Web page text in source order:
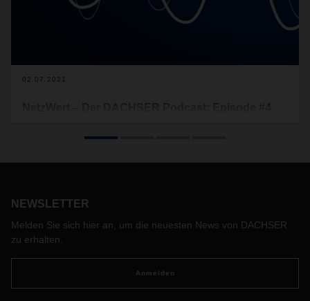
02.07.2021
einen Blick auf DACHSER Road Logistics.
NEWSLETTER
Melden Sie sich hier an, um die neuesten News von DACHSER
zu erhalten.
Anmelden